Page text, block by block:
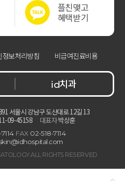
플친맺고
혜택받기
정보처리방침 비급여진료비용
id치과
서울시 강남구 도산대로 12길 13
09-45158 대표자박상훈
FAX 02-518-7114
RIGHTS RESERVED